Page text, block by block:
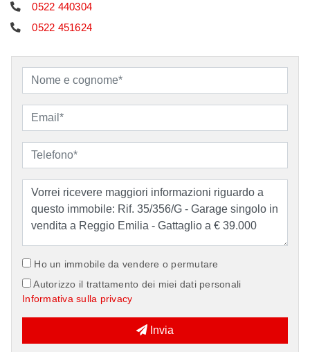
0522 440304
0522 451624
Ho un immobile da vendere o permutare
Autorizzo il trattamento dei miei dati personali
Informativa sulla privacy
Invia